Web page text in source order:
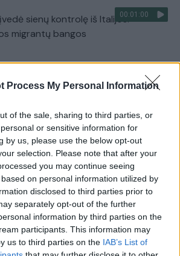
Process My Personal Information
of the sale, sharing to third parties, or
or sensitive information for
by us, please use the below opt-out
selection. Please note that after your
you may continue seeing
on personal information utilized by
disclosed to third parties prior to
separately opt-out of the further
information by third parties on the
participants. This information may
us to third parties on the IAB’s List of
00:01:00
sienų kontrolę iš Italijos:
migrantų bangos
Visi įrašai
įrašai
00:00:30
avarijos Vilniaus r.: dviejų moterų ir
nepavyko